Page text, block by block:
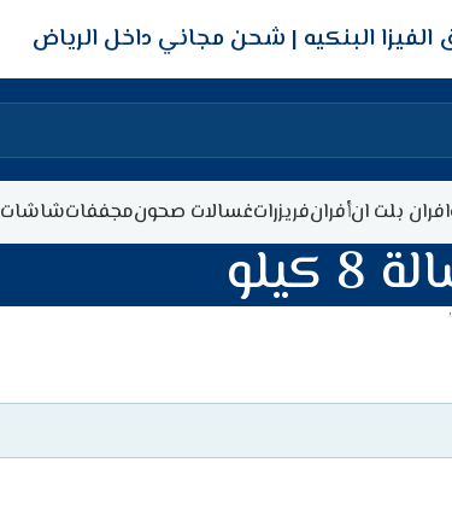
شحن مجاني داخل الرياض
بلت انأفرانفريزراتغسالات صحونمجففاتشاشات
كيلو